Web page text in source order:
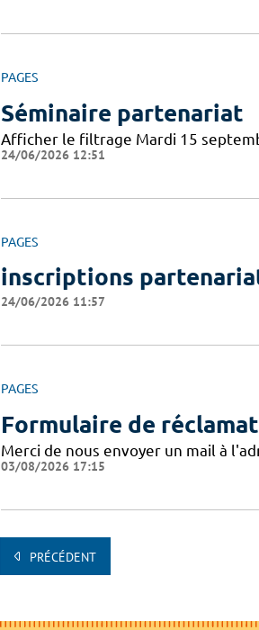
PAGES
Séminaire partenariat
Afficher le filtrage Mardi 15
24/06/2026 12:51
PAGES
inscriptions
24/06/2026 11:57
PAGES
Formulaire de
Merci de nous envoyer un mail à
03/08/2026 17:15
PRÉCÉDENT